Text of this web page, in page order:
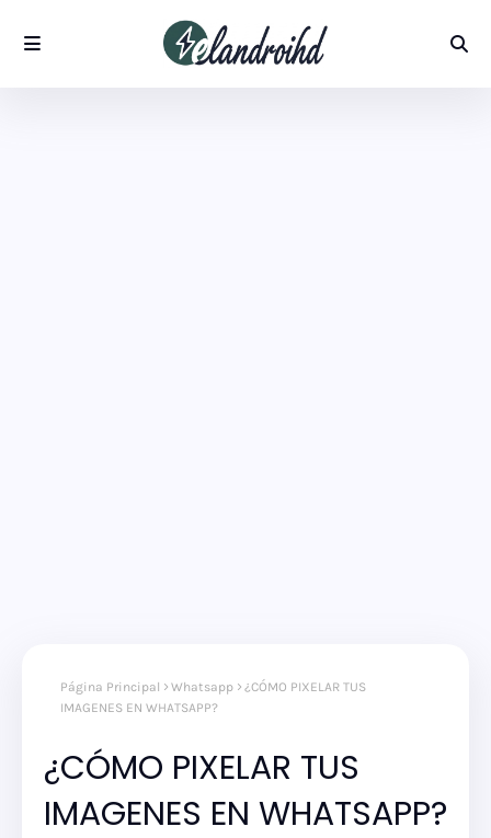
Página Principal Whatsapp
¿CÓMO PIXELAR TUS
IMAGENES EN WHATSAPP?
¿CÓMO PIXELAR TUS
IMAGENES EN WHATSAPP?